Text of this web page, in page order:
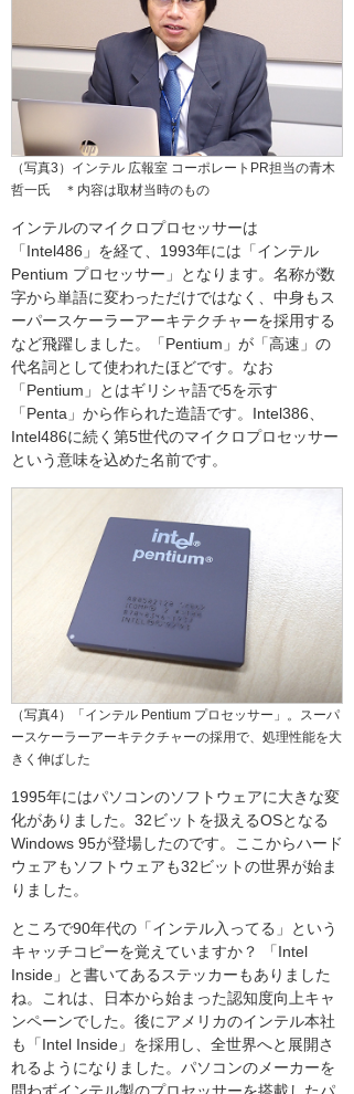
（写真3）インテル 広報室 コーポレートPR担当の青木
哲一氏 ＊内容は取材当時のもの
インテルのマイクロプロセッサーは
「Intel486」を経て、1993年には「インテル
Pentium プロセッサー」となります。名称が数
字から単語に変わっただけではなく、中身もス
ーパースケーラーアーキテクチャーを採用する
など飛躍しました。「Pentium」が「高速」の
代名詞として使われたほどです。なお
「Pentium」とはギリシャ語で5を示す
「Penta」から作られた造語です。Intel386、
Intel486に続く第5世代のマイクロプロセッサー
という意味を込めた名前です。
（写真4）「インテル Pentium プロセッサー」。スーパ
ースケーラーアーキテクチャーの採用で、処理性能を大
きく伸ばした
1995年にはパソコンのソフトウェアに大きな変
化がありました。32ビットを扱えるOSとなる
Windows 95が登場したのです。ここからハード
ウェアもソフトウェアも32ビットの世界が始ま
りました。
ところで90年代の「インテル入ってる」という
キャッチコピーを覚えていますか？ 「Intel
Inside」と書いてあるステッカーもありました
ね。これは、日本から始まった認知度向上キャ
ンペーンでした。後にアメリカのインテル本社
も「Intel Inside」を採用し、全世界へと展開さ
れるようになりました。パソコンのメーカーを